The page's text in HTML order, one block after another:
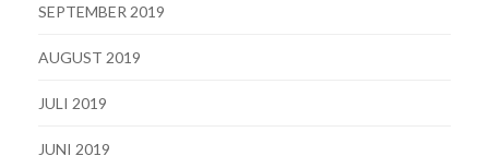
SEPTEMBER 2019
AUGUST 2019
JULI 2019
JUNI 2019